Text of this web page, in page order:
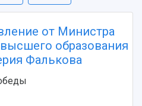
от Министра
образования
Фалькова